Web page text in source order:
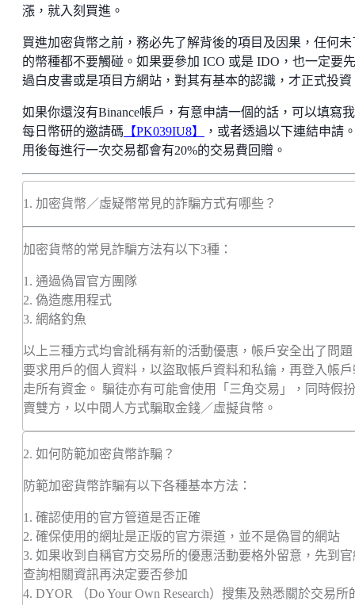
漲，就入刻買進。
買進加密貨幣之前，務必先了解背後的項目及因果，任何未
的幣種都不要觸碰。如果要參加 ICO 或是 IDO，也一定要
過白皮書或是項目方網站，對其有基本的認識，才正式投資
如果你還沒有Binance帳戶，有意申請一個的話，可以填寫
每日幣研的邀請碼 【PK039IU8】
，或者透過以下連結申請
用後每進行一次交易都會有20%的交易費回贈。
1. 加密貨幣／虛疑幣常見的詐騙方式有哪些？
加密貨幣的常見詐騙方法有以下3種：
1. 通過偽冒官方團隊
2. 偽造應用程式
3. 網絡釣魚
以上三種方式均會訛稱有新的活動優惠，帳戶安全出了問題
要求用戶的個人資料，以盜取帳戶資料和私鑰，再登入帳戶
走所有資金。 騙徒亦有可能會使用「三角交易」，同時假
賣雙方，以中間人方式騙取金錢／虛擬貨幣。
2. 如何防範加密貨幣詐騙？
防範加密貨幣詐騙有以下各種基本方法：
1. 確認使用的官方管道是否正確
2. 確保使用的網址是正版的官方渠道，並不是偽冒的網站
3. 如果收到自稱官方交易所的優惠活動要格外留意，先到官
查詢相關資訊再決定要否參加
4. DYOR （Do Your Own Research）搜集及熟悉關於交易所